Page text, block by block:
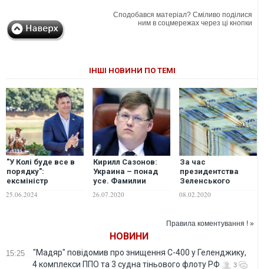
Сподобався матеріал? Сміливо поділися
ним в соцмережах через ці кнопки
ІНШІ НОВИНИ ПО ТЕМІ
"У Колі буде все в
порядку":
ексміністр
Тищенку не
25.06.2024
Кирилл Сазонов:
Украина – понад
усе. Фамилии
вторичны
26.07.2020
За час
президентства
Зеленського
збільшилися у 2-5
08.02.2020
Правила коментування ! »
НОВИНИ
15:25
"Мадяр" повідомив про знищення С-400 у Геленджику,
4 комплекси ППО та 3 судна тіньового флоту РФ
3